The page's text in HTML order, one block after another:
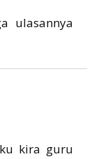
ulasannya
kira guru